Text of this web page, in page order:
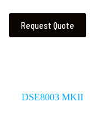
Request Quote